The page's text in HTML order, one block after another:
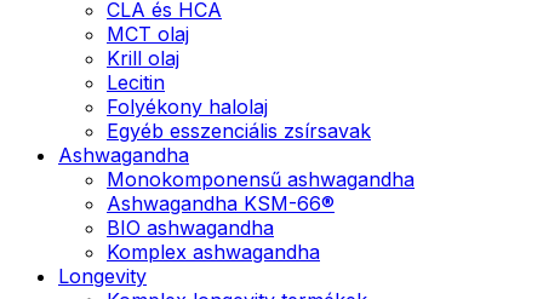
CLA és HCA
MCT olaj
Krill olaj
Lecitin
Folyékony halolaj
Egyéb esszenciális zsírsavak
Ashwagandha
Monokomponensű ashwagandha
Ashwagandha KSM-66®
BIO ashwagandha
Komplex ashwagandha
Longevity